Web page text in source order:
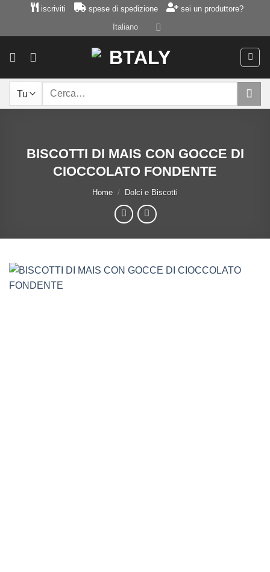
contenuti
iscriviti spese di spedizione
sei un produttore?
Italiano
Cerca:
BISCOTTI DI MAIS CON GOCCE DI
CIOCCOLATO FONDENTE
Home / Dolci e Biscotti